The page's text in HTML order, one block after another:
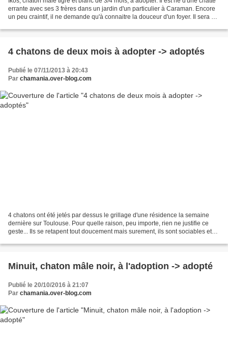
errante avec ses 3 frères dans un jardin d'un particulier à Caraman. Encore
un peu craintif, il ne demande qu'à connaitre la douceur d'un foyer. Il sera à
4 chatons de deux mois à adopter -> adoptés
Publié le 07/11/2013 à 20:43
Par chamania.over-blog.com
4 chatons ont été jetés par dessus le grillage d'une résidence la semaine
dernière sur Toulouse. Pour quelle raison, peu importe, rien ne justifie ce
geste... Ils se retapent tout doucement mais surement, ils sont sociables et
Minuit, chaton mâle noir, à l'adoption -> adopté
Publié le 20/10/2016 à 21:07
Par chamania.over-blog.com